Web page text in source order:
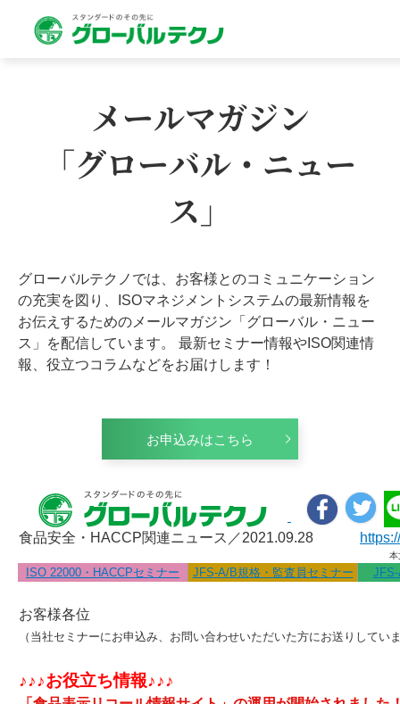
メールマガジン
「グローバル・ニュー
ス」
グローバルテクノでは、お客様とのコミュニケーション
の充実を図り、ISOマネジメントシステムの最新情報を
お伝えするためのメールマガジン「グローバル・ニュー
ス」を配信しています。 最新セミナー情報やISO関連情
報、役立つコラムなどをお届けします！
お申込みはこちら
食品安全・HACCP関連ニュース／2021.09.28
本
ISO 22000・HACCPセミナー JFS-A/B規格・監査員セミナー
お客様各位
（当社セミナーにお申込み、お問い合わせいただいた方にお送りしてい
♪♪♪お役立ち情報♪♪♪